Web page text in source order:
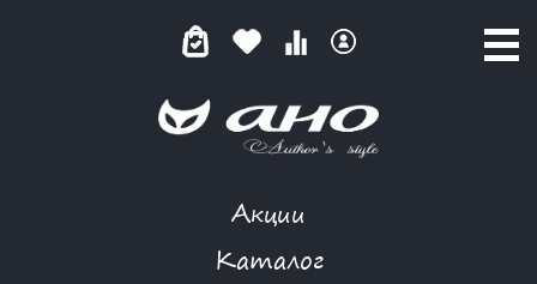
Акции
Каталог
КАТАЛОГ ТОВАРОВ